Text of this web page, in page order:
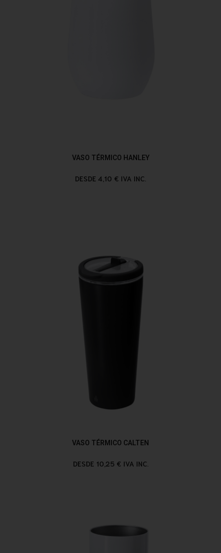
VASO TÉRMICO HANLEY
DESDE 4,10 € IVA INC.
VASO TÉRMICO CALTEN
DESDE 10,25 € IVA INC.